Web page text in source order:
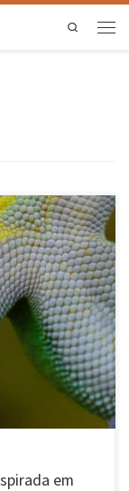
Search
sola de sapato de alto
baseada na
pode ser uma solução
em